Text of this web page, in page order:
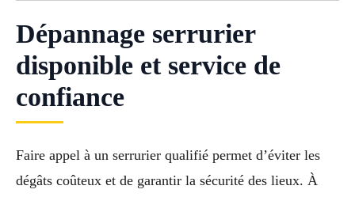
Dépannage serrurier
disponible et service de
confiance
Faire appel à un serrurier qualifié permet d’éviter les
dégâts coûteux et de garantir la sécurité des lieux. À